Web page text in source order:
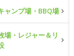
ャンプ場・BBQ場
場・レジャー＆リ